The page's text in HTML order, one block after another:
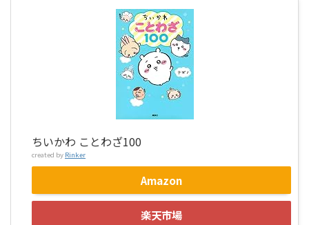
ちいかわ ことわざ100
created by Rinker
Amazon
楽天市場